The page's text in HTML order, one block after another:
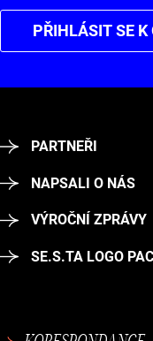
PŘIHLÁSIT SE K
PARTNEŘI
NAPSALI O NÁS
VÝROČNÍ ZPRÁVY
SE.S.TA LOGO